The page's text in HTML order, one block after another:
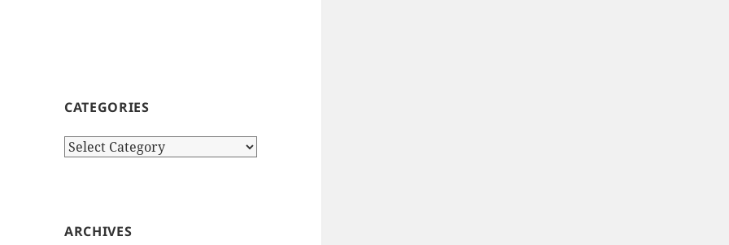
CATEGORIES
Categories
ARCHIVES